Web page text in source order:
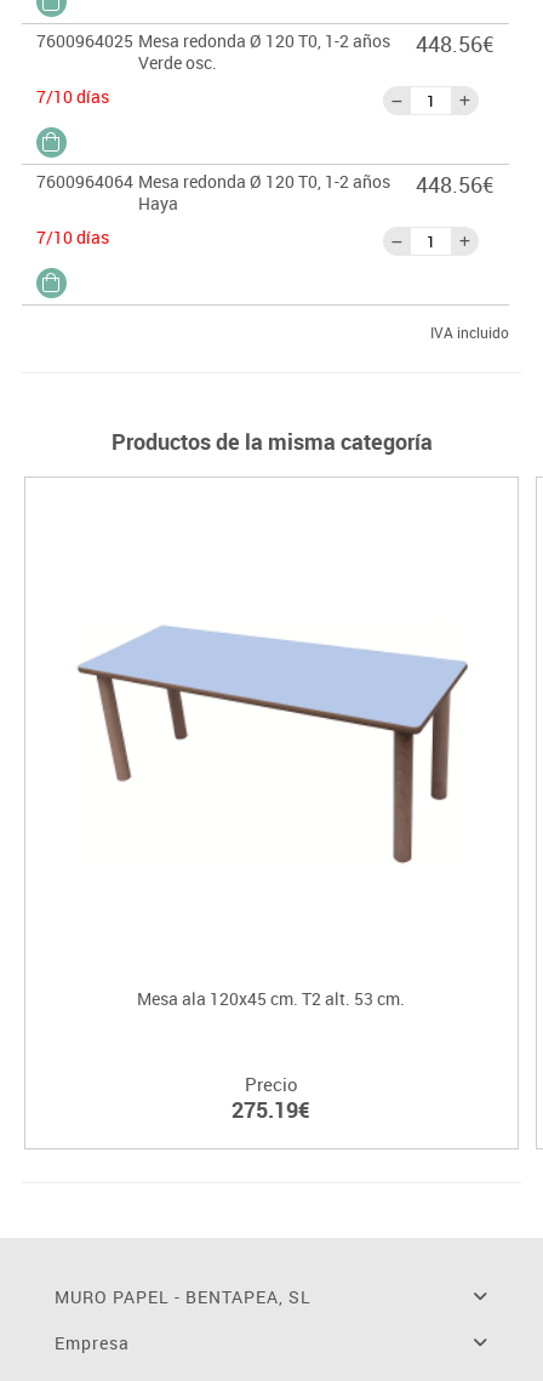
7600964025 Mesa redonda Ø 120 T0, 1-2 años
Verde osc.
7/10 días
448.56€
7600964064 Mesa redonda Ø 120 T0, 1-2 años
Haya
7/10 días
448.56€
IVA incluido
Productos de la misma categoría
Mesa ala 120x45 cm. T2 alt. 53 cm.
Precio
275.19€
MURO PAPEL - BENTAPEA, SL
Empresa